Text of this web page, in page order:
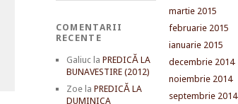
COMENTARII
RECENTE
Galiucla PREDICĂ LA
BUNAVESTIRE (2012)
Zoela PREDICĂ LA
DUMINICA
martie 2015
februarie 2015
ianuarie 2015
decembrie 2014
noiembrie 2014
septembrie 2014